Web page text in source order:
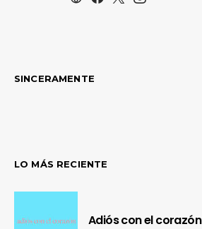
SINCERAMENTE
LO MÁS RECIENTE
Adiós con el corazón